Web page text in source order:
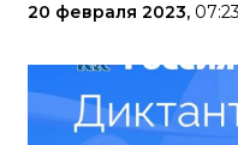
20 февраля 2023, 07:23